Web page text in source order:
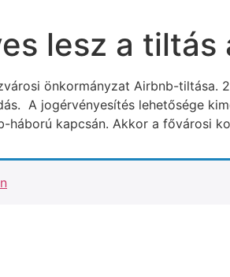
lesz a tiltás
önkormányzat Airbnb-tiltása.
A jogérvényesítés lehetősége
kapcsán. Akkor a fővárosi